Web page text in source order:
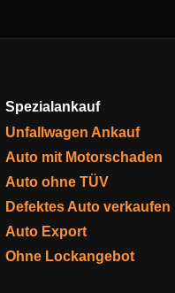
Spezialankauf
Unfallwagen Ankauf
Auto mit Motorschaden
Auto ohne TÜV
Defektes Auto verkaufen
Auto Export
Ohne Lockangebot